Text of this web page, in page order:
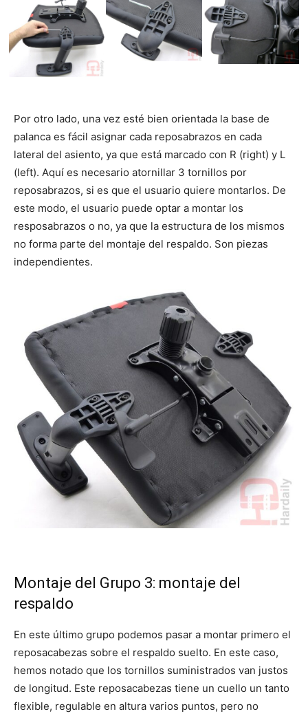
Por otro lado, una vez esté bien orientada la base de
palanca es fácil asignar cada reposabrazos en cada
lateral del asiento, ya que está marcado con R (right) y L
(left). Aquí es necesario atornillar 3 tornillos por
reposabrazos, si es que el usuario quiere montarlos. De
este modo, el usuario puede optar a montar los
resposabrazos o no, ya que la estructura de los mismos
no forma parte del montaje del respaldo. Son piezas
independientes.
Montaje del Grupo 3: montaje del
respaldo
En este último grupo podemos pasar a montar primero el
reposacabezas sobre el respaldo suelto. En este caso,
hemos notado que los tornillos suministrados van justos
de longitud. Este reposacabezas tiene un cuello un tanto
flexible, regulable en altura varios puntos, pero no